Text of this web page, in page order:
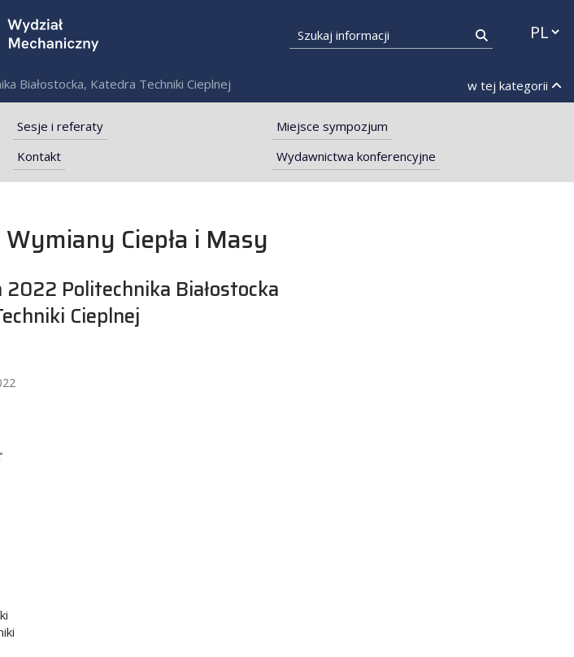
Szukaj informacji
Białostocka, Katedra Techniki Cieplnej w tej kategorii
Sesje i referaty
Miejsce sympozjum
Kontakt Wydawnictwa konferencyjne
Ciepła i Masy
Politechnika Białostocka
Cieplnej